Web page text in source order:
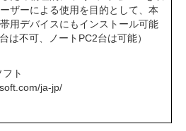
ザーによる使用を目的として、本
用デバイスにもインストール可能
は不可、ノートPC2台は可能）
ト
ja-jp/